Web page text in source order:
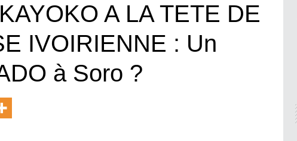
A LA TETE DE
IVOIRIENNE : Un
à Soro ?